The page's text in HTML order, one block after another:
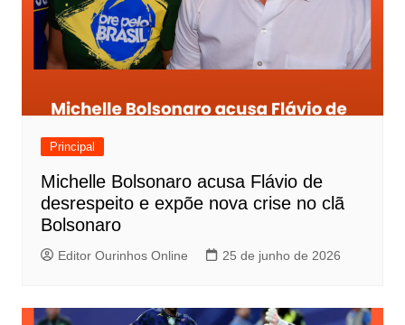
Principal
Michelle Bolsonaro acusa Flávio de
desrespeito e expõe nova crise no clã
Bolsonaro
Editor Ourinhos Online 25 de junho de 2026